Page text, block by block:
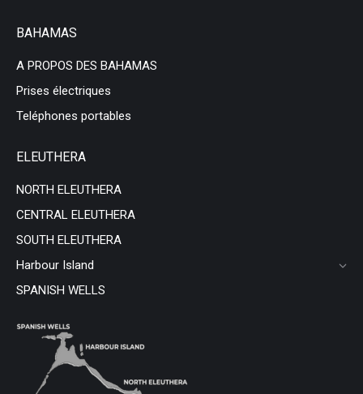
BAHAMAS
A PROPOS DES BAHAMAS
Prises électriques
Teléphones portables
ELEUTHERA
NORTH ELEUTHERA
CENTRAL ELEUTHERA
SOUTH ELEUTHERA
Harbour Island
SPANISH WELLS